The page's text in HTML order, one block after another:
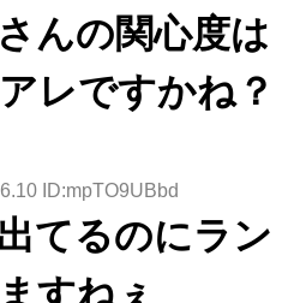
んの関心度は
レですかね？
ID:mpTO9UBbd
てるのにラン
すねぇ